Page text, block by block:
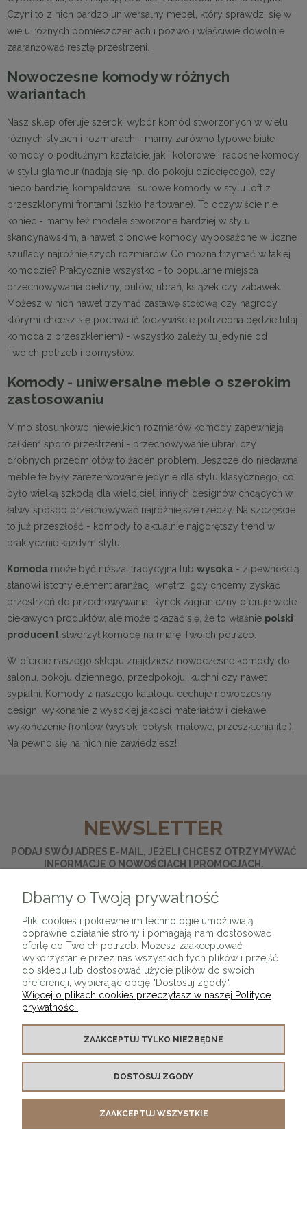
Czyni to z nich bardzo uniwersalny mebel, który sprawdzi się w
wielu różnych pomieszczeniach i pozwoli właściwie dowolnie
zaaranżować resztę przestrzeni.
Nowoczesne komody w różnych
wariantach
Nasz sklep oferuje szeroki wybór komód stworzonych w wielu
różnych stylach i rozmiarach - mamy zarówno typowe białe
komody o podłużnym kształcie, jak i kolorowe i radosne komody
w stylu glamour (nadają się np. do pokoju dziecięcego), czy
nieco bardziej kompaktowe i surowe komody w stylu loft z
przeszklonymi frontami (szkło hartowane). To oczywiście nie
koniec - mamy też modele stworzone bardziej w stylu
skandynawskim, a nawet pionowe komody wyposażone w liczne
szuflady najróżniejszych rozmiarów. Co można trzymać w takiej
komodzie? Praktycznie wszystko - to popularne miejsca
przechowywania bielizny, butów, ubrań, książek czy zabawek.
Możesz w nich nawet trzymać zastawę stołową czy nagrody,
którymi chcesz się pochwalić (oczywiście potrzebna będzie tutaj
komoda z przeszkleniem) - wszystko zależy tu jedynie od
Twoich potrzeb i pomysłów.
Komody - uniwersalne meble o szerokim
zastosowaniu
Mimo stosunkowo niewielkich rozmiarów komody zapewniają
całkiem sporo przestrzeni - przechowywanie ubrań czy
drobnych przedmiotów to żaden problem. Jeszcze do niedawna
meble te były zarezerwowane jedynie dla stylu klasycznego, co
było wielką szkodą dla wielbicieli innych designów chcących w
łatwy sposób przechowywać najróżniejsze rzeczy. Na szczęście
to już przeszłość - komody to aktualnie najgorętszy trend w
praktycznie każdym stylu.
Komoda może być niższa, tradycyjna lub wysoka - z pewnością
stanowi istotny element aranżacji wnętrz, gdy chcemy zyskać
przestrzeń do przechowywania. Rynek zagraniczny oferuje wiele
ciekawych produktów, ale może okazać się, że to właśnie polski
producent stworzył komodę na miarę Twoich potrzeb.
W ofercie naszego sklepu znajdziesz nowoczesne komody do
salonu, pokoju dziennego, przedpokoju, kuchni czy nawet
sypialni. Komody z naszego katalogu cechuje nowoczesny
design, wykonanie z wysokiej jakości materiałów i ciekawe
wykończenie frontów (wysoki połysk, matowe, przeszklenia itp.).
Na pewno się na nich nie zawiedziesz!
NEWSLETTER
PODAJ SWÓJ ADRES E-MAIL, JEŻELI CHCESZ OTRZYMYWAĆ
INFORMACJE O NOWOŚCIACH I PROMOCJACH.
KONTAKT Z NAMI
MOJE KONTO
Dbamy o Twoją prywatność
Pliki cookies i pokrewne im technologie umożliwiają
poprawne działanie strony i pomagają nam dostosować
ofertę do Twoich potrzeb. Możesz zaakceptować
wykorzystanie przez nas wszystkich tych plików i przejść
do sklepu lub dostosować użycie plików do swoich
preferencji, wybierając opcję "Dostosuj zgody".
Więcej o plikach cookies przeczytasz w naszej Polityce
prywatności.
ZAAKCEPTUJ TYLKO NIEZBĘDNE
DOSTOSUJ ZGODY
ZAAKCEPTUJ WSZYSTKIE